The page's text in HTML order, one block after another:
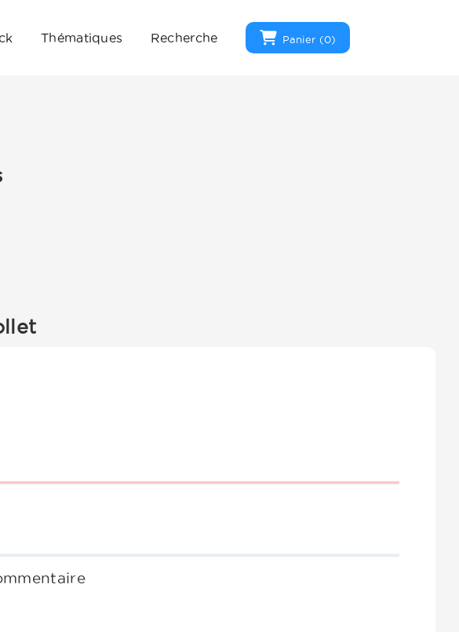
Thématiques Recherche Panier (0)